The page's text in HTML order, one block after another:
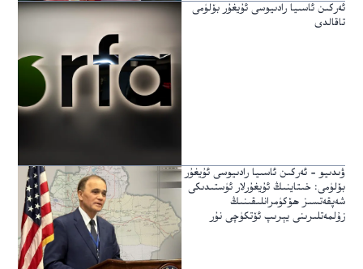
ئەركىن ئاسىيا رادىيوسى ئۇيغۇر بۆلۈمى
تاقالدى
ۋىدىيو – ئەركىن ئاسىيا رادىيوسى ئۇيغۇر
بۆلۈمى: خىتاينىڭ ئۇيغۇرلار ئۈستىدىكى
شەپقەتسىز ھۆكۈمرانلىقىنىڭ
زۇلمەتلىرىنى يېرىپ ئۆتكۈچى نۇر